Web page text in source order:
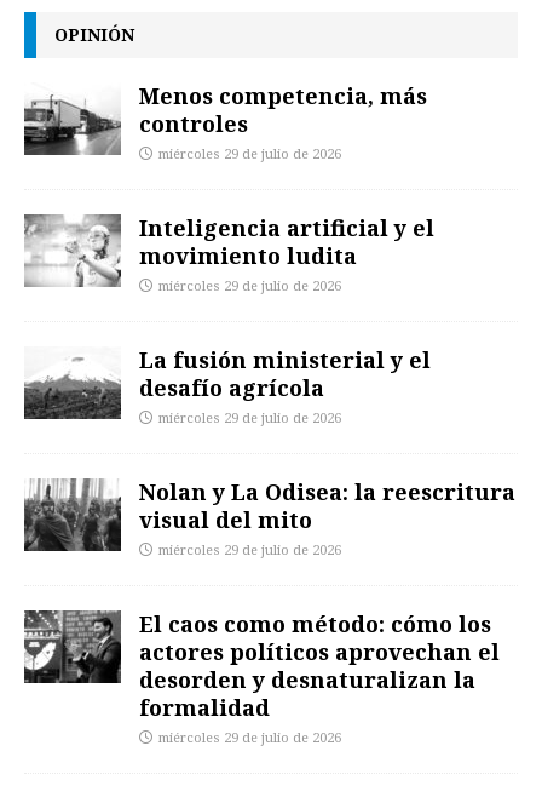
OPINIÓN
Menos competencia, más
controles
miércoles 29 de julio de 2026
Inteligencia artificial y el
movimiento ludita
miércoles 29 de julio de 2026
La fusión ministerial y el
desafío agrícola
miércoles 29 de julio de 2026
Nolan y La Odisea: la reescritura
visual del mito
miércoles 29 de julio de 2026
El caos como método: cómo los
actores políticos aprovechan el
desorden y desnaturalizan la
formalidad
miércoles 29 de julio de 2026